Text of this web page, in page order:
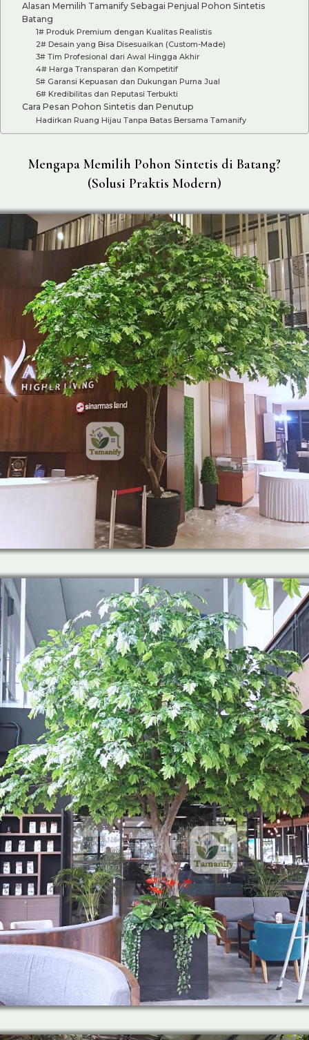
Alasan Memilih Tamanify Sebagai Penjual Pohon Sintetis
Batang
1# Produk Premium dengan Kualitas Realistis
2# Desain yang Bisa Disesuaikan (Custom-Made)
3# Tim Profesional dari Awal Hingga Akhir
4# Harga Transparan dan Kompetitif
5# Garansi Kepuasan dan Dukungan Purna Jual
6# Kredibilitas dan Reputasi Terbukti
Cara Pesan Pohon Sintetis dan Penutup
Hadirkan Ruang Hijau Tanpa Batas Bersama Tamanify
Mengapa Memilih Pohon Sintetis di Batang?
(Solusi Praktis Modern)